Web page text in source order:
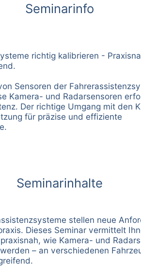
Seminarinfo
richtig kalibrieren -
Sensoren der
Kamera- und Radarsensoren
Der richtige Umgang mit den
für präzise und effiziente
Seminarinhalte
stellen neue
Dieses Seminar vermittelt
wie Kamera- und
– an verschiedenen